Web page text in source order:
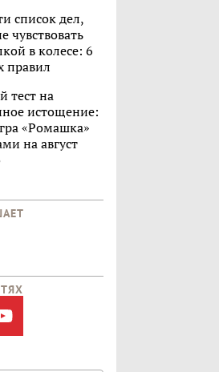
список дел,
чувствовать
в колесе: 6
правил
тест на
истощение:
«Ромашка»
на август